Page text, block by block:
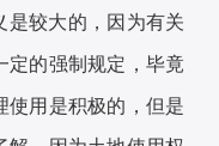
是较大的，因为有关
定的强制规定，毕竟
使用是积极的，但是